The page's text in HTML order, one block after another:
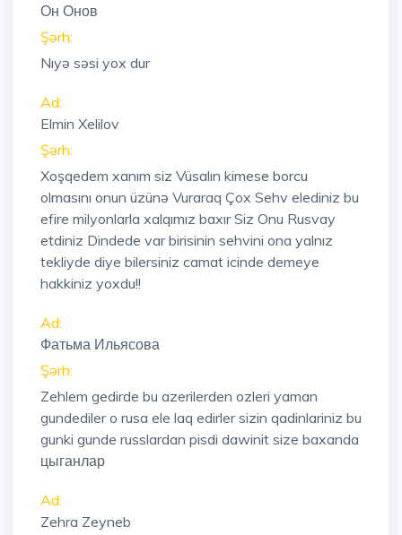
Он Онов
Şərh:
Nıyə səsi yox dur
Ad:
Elmin Xelilov
Şərh:
Xoşqedem xanım siz Vüsalın kimese borcu
olmasını onun üzünə Vuraraq Çox Sehv elediniz bu
efire milyonlarla xalqımız baxır Siz Onu Rusvay
etdiniz Dindede var birisinin sehvini ona yalnız
tekliyde diye bilersiniz camat icinde demeye
hakkiniz yoxdu!!
Ad:
Фатьма Ильясова
Şərh:
Zehlem gedirde bu azerilerden ozleri yaman
gundediler o rusa ele laq edirler sizin qadinlariniz bu
gunki gunde russlardan pisdi dawinit size baxanda
цыганлар
Ad:
Zehra Zeyneb